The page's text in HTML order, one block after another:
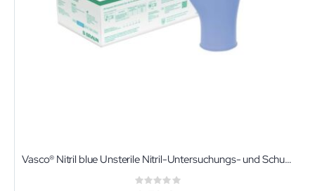
Vasco® Nitril blue Unsterile Nitril-Untersuchungs- und Schutzhandschuhe
Rating: